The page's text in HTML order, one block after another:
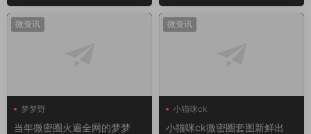
微资讯
梦梦野
当年微密圈火遍全网的梦梦
微资讯
小猫咪ck
小猫咪ck微密圈套图新鲜出